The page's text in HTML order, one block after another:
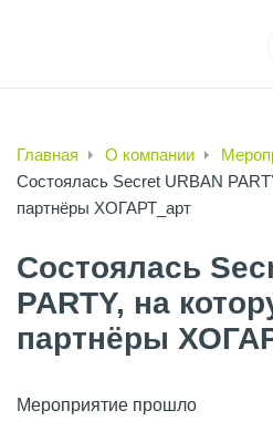
Главная О компании
Состоялась Secret URBAN
партнёры ХОГАРТ_арт
Состоялась
PARTY, на
партнёры
Мероприятие прошло